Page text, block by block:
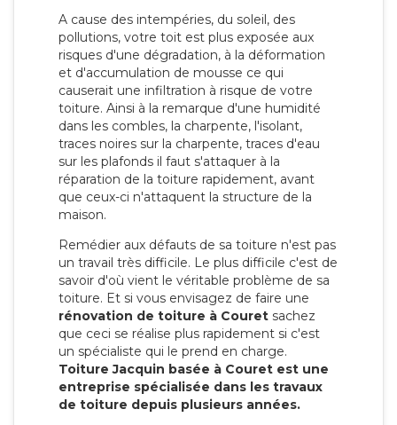
A cause des intempéries, du soleil, des
pollutions, votre toit est plus exposée aux
risques d'une dégradation, à la déformation
et d'accumulation de mousse ce qui
causerait une infiltration à risque de votre
toiture. Ainsi à la remarque d'une humidité
dans les combles, la charpente, l'isolant,
traces noires sur la charpente, traces d'eau
sur les plafonds il faut s'attaquer à la
réparation de la toiture rapidement, avant
que ceux-ci n'attaquent la structure de la
maison.
Remédier aux défauts de sa toiture n'est pas
un travail très difficile. Le plus difficile c'est de
savoir d'où vient le véritable problème de sa
toiture. Et si vous envisagez de faire une
rénovation de toiture à Couret sachez
que ceci se réalise plus rapidement si c'est
un spécialiste qui le prend en charge.
Toiture Jacquin basée à Couret est une
entreprise spécialisée dans les travaux
de toiture depuis plusieurs années.